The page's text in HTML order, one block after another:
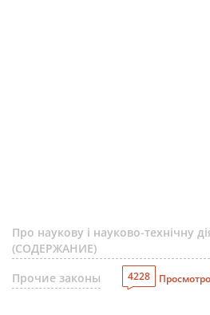
Про наукову і науково-технічну
(СОДЕРЖАНИЕ)
Прочие законы
4228